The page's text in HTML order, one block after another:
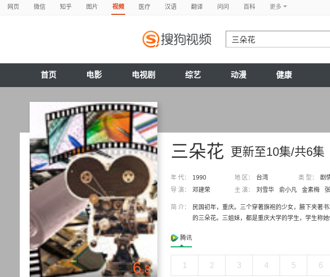
网页 微信 知乎 图片 视频 医疗 汉语 翻译 问问 百科 更多
首页 电影 电视剧 综艺 动漫 健康
6.8
更新至10集/共6集
三朵花
年 代： 1990 地 区： 台湾 类 型： 剧
导 演：
邓建荣 主 演： 刘雪华 俞小凡 金素梅
简 介：
民国初年，重庆。三个穿著旗袍的少女，腋下夹著
的三朵花。三姐妹，都是重庆大学的学生，学生称
腾讯
1 2 3 4 5 6